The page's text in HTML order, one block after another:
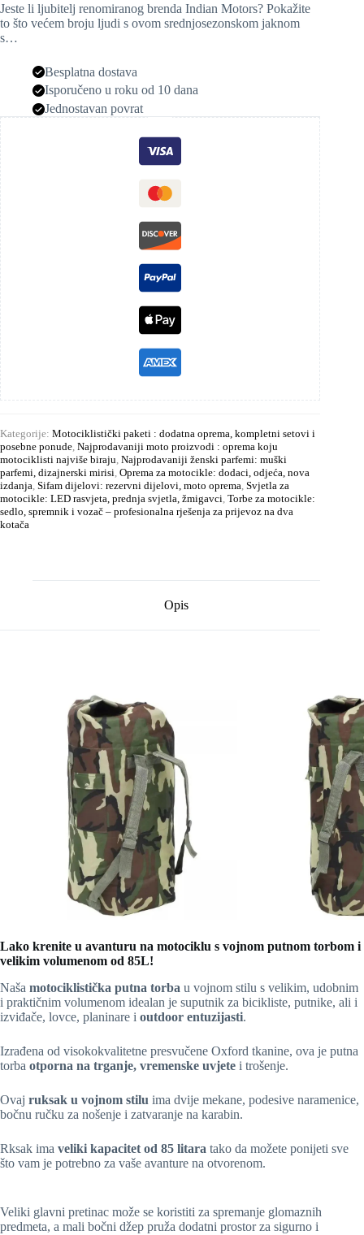
Jeste li ljubitelj renomiranog brenda Indian Motors? Pokažite
to što većem broju ljudi s ovom srednjosezonskom jaknom
s…
Besplatna dostava
Isporučeno u roku od 10 dana
Jednostavan povrat
Kategorije: Motociklistički paketi : dodatna oprema, kompletni setovi i
posebne ponude, Najprodavaniji moto proizvodi : oprema koju
motociklisti najviše biraju, Najprodavaniji ženski parfemi: muški
parfemi, dizajnerski mirisi, Oprema za motocikle: dodaci, odjeća, nova
izdanja, Sifam dijelovi: rezervni dijelovi, moto oprema, Svjetla za
motocikle: LED rasvjeta, prednja svjetla, žmigavci, Torbe za motocikle:
sedlo, spremnik i vozač – profesionalna rješenja za prijevoz na dva
kotača
Opis
Lako krenite u avanturu na motociklu s vojnom putnom torbom i
velikim volumenom od 85L!
Naša motociklistička putna torba u vojnom stilu s velikim, udobnim
i praktičnim volumenom idealan je suputnik za bicikliste, putnike, ali i
izviđače, lovce, planinare i outdoor entuzijasti.
Izrađena od visokokvalitetne presvučene Oxford tkanine, ova je putna
torba otporna na trganje, vremenske uvjete i trošenje.
Ovaj ruksak u vojnom stilu ima dvije mekane, podesive naramenice,
bočnu ručku za nošenje i zatvaranje na karabin.
Rksak ima veliki kapacitet od 85 litara tako da možete ponijeti sve
što vam je potrebno za vaše avanture na otvorenom.
Veliki glavni pretinac može se koristiti za spremanje glomaznih
predmeta, a mali bočni džep pruža dodatni prostor za sigurno i